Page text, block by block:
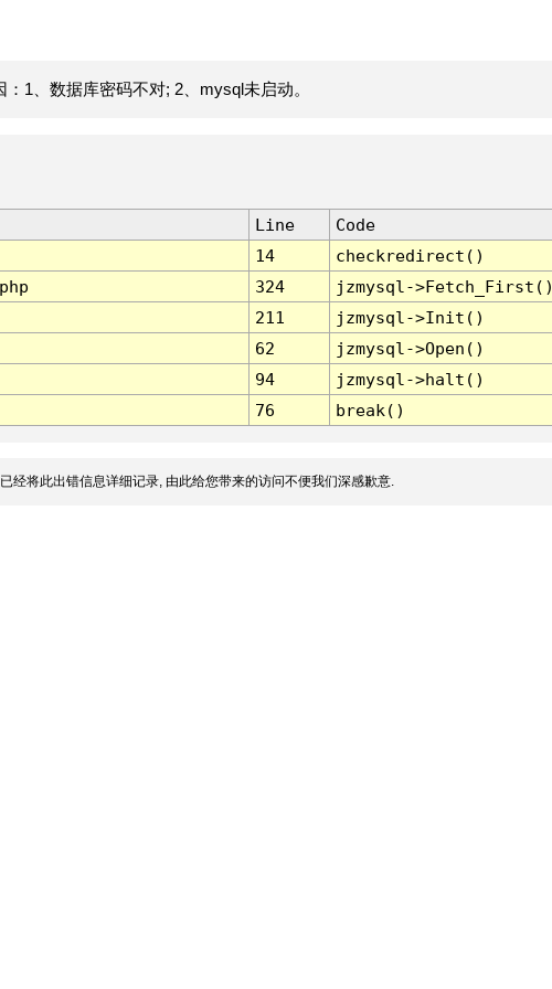
1、数据库密码不对; 2、mysql未启动。
Line
Code
14
checkredirect()
324
jzmysql-
211
jzmysql->Init()
62
jzmysql->Open()
94
jzmysql->halt()
76 break()
经将此出错信息详细记录, 由此给您带来的访问不便我们深感歉意.